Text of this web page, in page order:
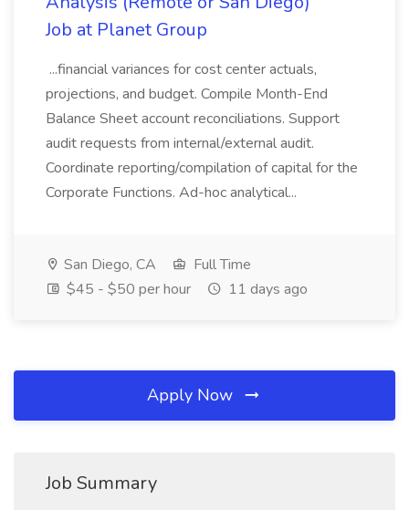
Job at Planet Group
...financial variances for cost center actuals,
projections, and budget. Compile Month-End
Balance Sheet account reconciliations. Support
audit requests from internal/external audit.
Coordinate reporting/compilation of capital for the
Corporate Functions. Ad-hoc analytical...
San Diego, CA
Full Time
$45 - $50 per hour
11 days ago
Apply Now
Job Summary